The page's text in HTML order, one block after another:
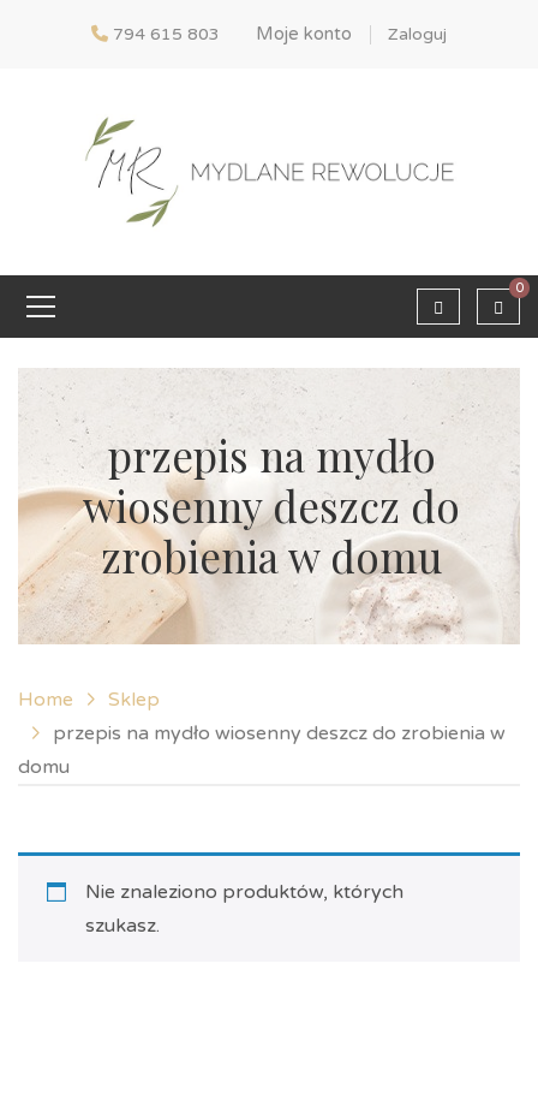
794 615 803 Moje konto Zaloguj
0
przepis na mydło
wiosenny deszcz do
zrobienia w domu
Home
Sklep
przepis na mydło wiosenny deszcz do zrobienia w
domu
Nie znaleziono produktów, których
szukasz.